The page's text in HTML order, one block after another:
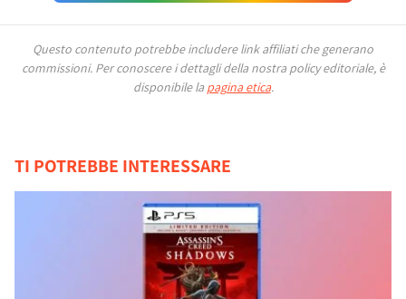
Questo contenuto potrebbe includere link affiliati che generano
commissioni. Per conoscere i dettagli della nostra policy editoriale, è
disponibile la pagina etica.
TI POTREBBE INTERESSARE